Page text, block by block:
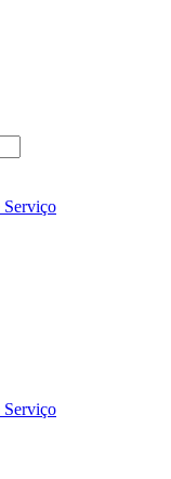
Serviço
Serviço